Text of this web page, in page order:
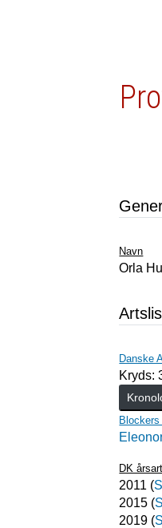
Navn
Orla
Danske
Kryds:
Blockers
DK
2011 (
2015 (
2019 (